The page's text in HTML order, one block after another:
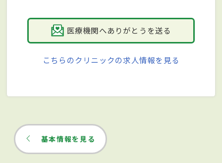
医療機関へありがとうを送る
こちらのクリニックの求人情報を見る
基本情報を見る